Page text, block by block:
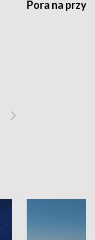
Pora na